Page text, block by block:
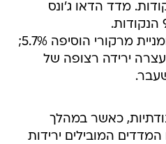
לרמת 1,943 הנקודות. מדד הדאו ג'ונס
קומברס עלתה ב-4.5% ומניית מרקורי הוסיפה 5.7%;
עלתה ב-14.3% ועצרה ירידה רצופה של
כאשר במהלך
המובילים ירידות